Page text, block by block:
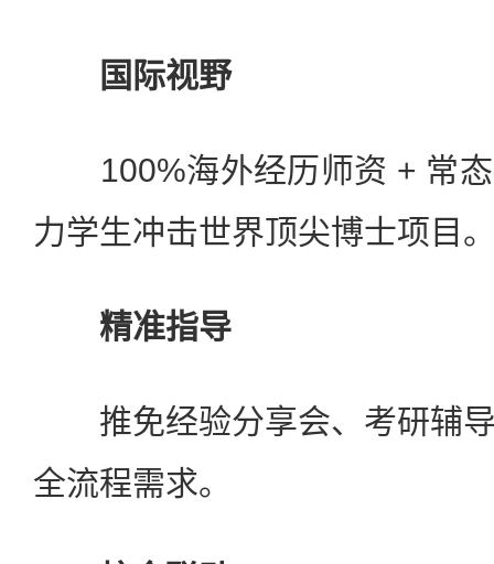
国际视野
100%海外经历师资 + 常态
力学生冲击世界顶尖博士项目
精准指导
推免经验分享会、考研辅导
全流程需求。